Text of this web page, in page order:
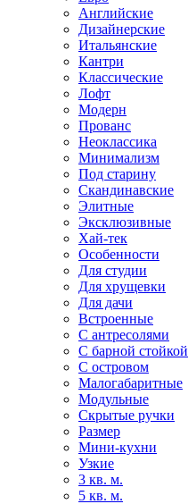
Английские
Дизайнерские
Итальянские
Кантри
Классические
Лофт
Модерн
Прованс
Неоклассика
Минимализм
Под старину
Скандинавские
Элитные
Эксклюзивные
Хай-тек
Особенности
Для студии
Для хрущевки
Для дачи
Встроенные
С антресолями
С барной стойкой
С островом
Малогабаритные
Модульные
Скрытые ручки
Размер
Мини-кухни
Узкие
3 кв. м.
5 кв. м.